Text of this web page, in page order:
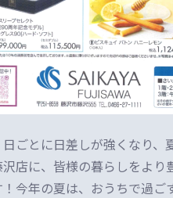
ごとに日差しが強くなり、
店に、皆様の暮らしをよ
今年の夏は、おうちで過ご